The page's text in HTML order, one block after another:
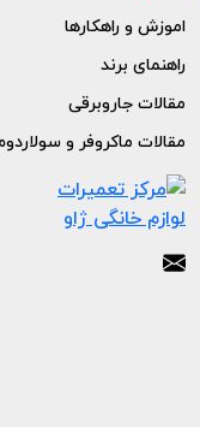
اموزش و راهکارها
راهنمای برند
مقالات جاروبرقی
مقالات ماکروفر و